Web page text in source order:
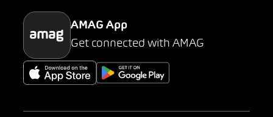
AMAG App
Get connected with AMAG